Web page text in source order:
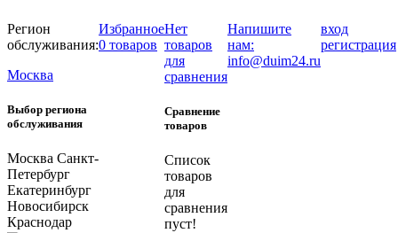
Регион
обслуживания:
Москва
Выбор региона
обслуживания
Москва Санкт-
Петербург
Екатеринбург
Новосибирск
Краснодар
Избранное
0 товаров
Нет
товаров
для
сравнения
Сравнение
товаров
Список
товаров
для
сравнения
пуст!
Напишите
нам:
info@duim24.ru
вход
регистрация